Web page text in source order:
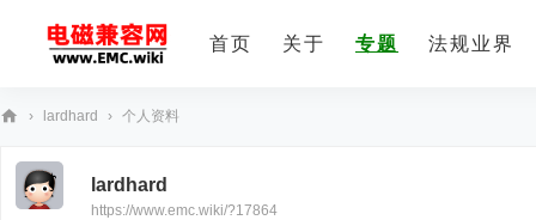
首页 关于 专题 法规业界
› lardhard › 个人资料
lardhard
https://www.emc.wiki/?17864